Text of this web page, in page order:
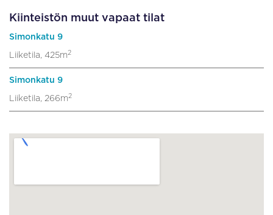
Kiinteistön muut vapaat tilat
Simonkatu 9
Liiketila, 425m 2
Simonkatu 9
Liiketila, 266m 2